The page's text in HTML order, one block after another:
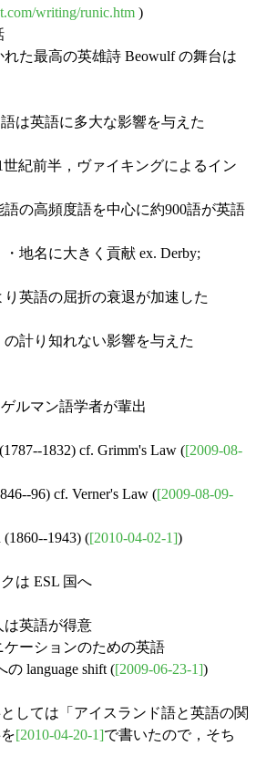
writing/runic.htm )
た最高の英雄詩 Beowulf の舞台は
は英語に多大な影響を与えた
紀前半，ヴァイキングによるイン
の高頻度語を中心に約900語が英語
地名に大きく貢献 ex. Derby;
英語の屈折の衰退が加速した
計り知れない影響を与えた
ルマン語学者が輩出
1832) cf. Grimm's Law ([2009-08-
96) cf. Verner's Law ([2009-08-09-
1943) ([2010-04-02-1])
は ESL 国へ
英語が得意
ーションのための英語
language shift ([2009-06-23-1])
しては「アイスランド語と英語の関
[2010-04-20-1]で書いたので，そち